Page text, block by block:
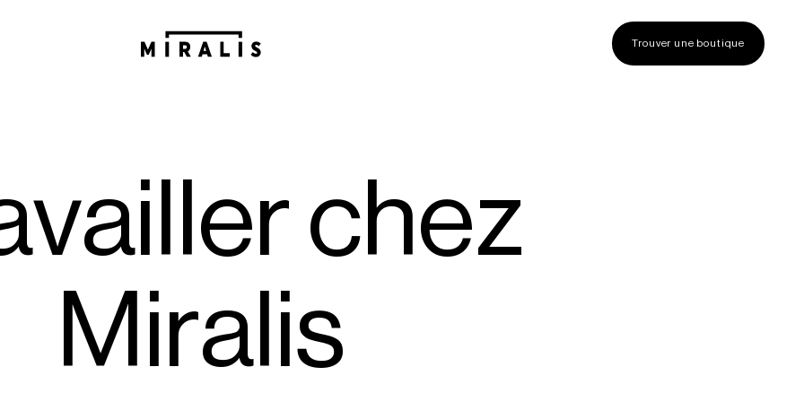
Trouver une boutique
vaillerchez
Miralis